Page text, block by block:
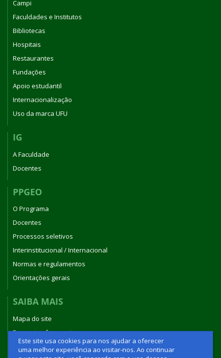
Este site usa cookies para nos ajudar a oferecer
uma melhor experiência ao visitar-nos. Ao continuar
Campi
Faculdades e Institutos
Bibliotecas
Hospitais
Restaurantes
Fundações
Apoio estudantil
Internacionalização
Uso da marca UFU
IG
A Faculdade
Docentes
PPGEO
O Programa
Docentes
Processos seletivos
Interinstitucional / Internacional
Normas e regulamentos
Orientações gerais
SAIBA MAIS
Mapa do site
Perguntas frequentes
Fale conosco